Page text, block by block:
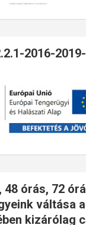
2016-
48 órás, 72
váltása a
kizárólag